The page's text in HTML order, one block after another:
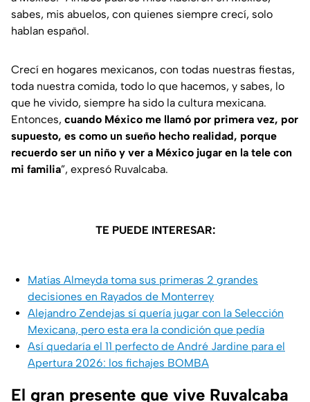
sabes, mis abuelos, con quienes siempre crecí, solo
hablan español.
Crecí en hogares mexicanos, con todas nuestras fiestas,
toda nuestra comida, todo lo que hacemos, y sabes, lo
que he vivido, siempre ha sido la cultura mexicana.
Entonces, cuando México me llamó por primera vez, por
supuesto, es como un sueño hecho realidad, porque
recuerdo ser un niño y ver a México jugar en la tele con
mi familia”, expresó Ruvalcaba.
TE PUEDE INTERESAR:
Matías Almeyda toma sus primeras 2 grandes
decisiones en Rayados de Monterrey
Alejandro Zendejas sí quería jugar con la Selección
Mexicana, pero esta era la condición que pedía
Así quedaría el 11 perfecto de André Jardine para el
Apertura 2026: los fichajes BOMBA
El gran presente que vive Ruvalcaba